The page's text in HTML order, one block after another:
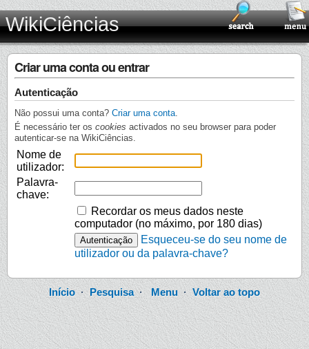
WikiCiências
Criar uma conta ou entrar
Autenticação
Não possui uma conta? Criar uma conta
É necessário ter os cookies activados no seu browser para poder
autenticar-se na WikiCiências.
Nome de
utilizador:
Palavra-
chave:
Recordar os meus dados neste
computador (no máximo, por 180 dias)
Esqueceu-se do seu nome de
utilizador ou da palavra-chave?
Início· Pesquisa·Menu ·Voltar ao topo